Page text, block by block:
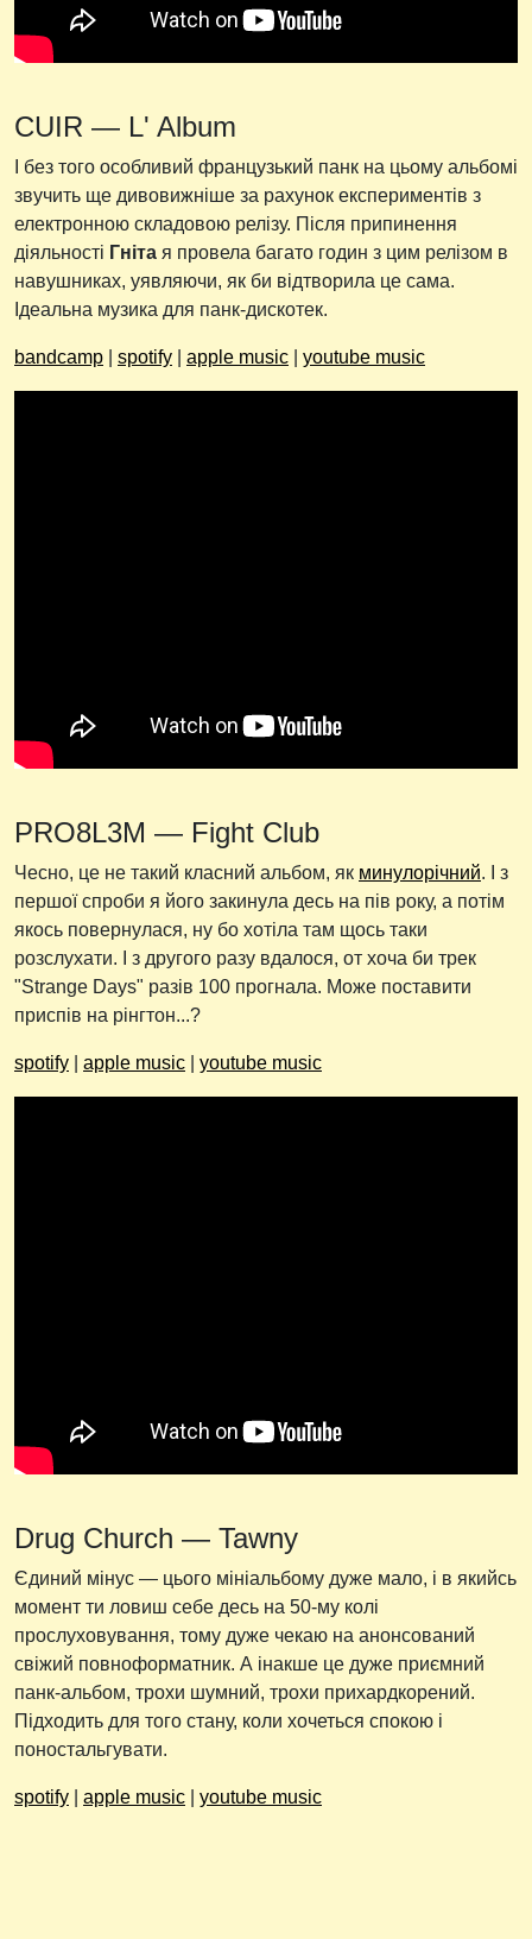
CUIR — L' Album
І без того особливий французький панк на цьому альбомі
звучить ще дивовижніше за рахунок експериментів з
електронною складовою релізу. Після припинення
діяльності Гніта я провела багато годин з цим релізом в
навушниках, уявляючи, як би відтворила це сама.
Ідеальна музика для панк-дискотек.
bandcamp spotify apple music youtube music
PRO8L3M — Fight Club
Чесно, це не такий класний альбом, як минулорічний. І з
першої спроби я його закинула десь на пів року, а потім
якось повернулася, ну бо хотіла там щось таки
розслухати. І з другого разу вдалося, от хоча би трек
"Strange Days" разів 100 прогнала. Може поставити
приспів на рінгтон...?
spotify apple music youtube music
Drug Church — Tawny
Єдиний мінус — цього мініальбому дуже мало, і в якийсь
момент ти ловиш себе десь на 50-му колі
прослуховування, тому дуже чекаю на анонсований
свіжий повноформатник. А інакше це дуже приємний
панк-альбом, трохи шумний, трохи прихардкорений.
Підходить для того стану, коли хочеться спокою і
поностальгувати.
spotify apple music youtube music